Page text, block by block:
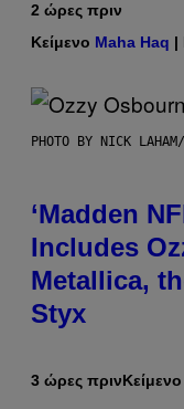
2 ώρες πριν
Κείμενο Maha Haq |
PHOTO BY NICK
‘Madden
Includes
Metallica,
Styx
3 ώρες πρινΚείμενο